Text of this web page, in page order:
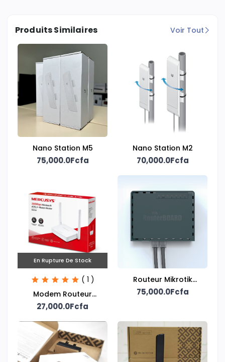
Produits Similaires Voir Tout
Nano Station M5
75,000.0Fcfa
Nano Station M2
70,000.0Fcfa
En Rupture De Stock
( 1 )
Modem Routeur
ADSL2+ WiFi N 300
27,000.0Fcfa
Routeur Mikrotik
RB760
75,000.0Fcfa